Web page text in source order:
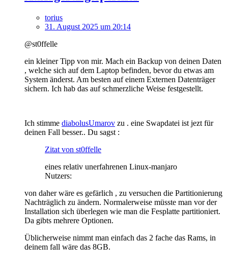
torius
31. August 2025 um 20:14
@st0ffelle
ein kleiner Tipp von mir. Mach ein Backup von deinen Daten
, welche sich auf dem Laptop befinden, bevor du etwas am
System änderst. Am besten auf einem Externen Datenträger
sichern. Ich hab das auf schmerzliche Weise festgestellt.
Ich stimme diabolusUmarov zu . eine Swapdatei ist jezt für
deinen Fall besser.. Du sagst :
Zitat von st0ffelle
eines relativ unerfahrenen Linux-manjaro
Nutzers:
von daher wäre es gefärlich , zu versuchen die Partitionierung
Nachträglich zu ändern. Normalerweise müsste man vor der
Installation sich überlegen wie man die Fesplatte partitioniert.
Da gibts mehrere Optionen.
Üblicherweise nimmt man einfach das 2 fache das Rams, in
deinem fall wäre das 8GB.